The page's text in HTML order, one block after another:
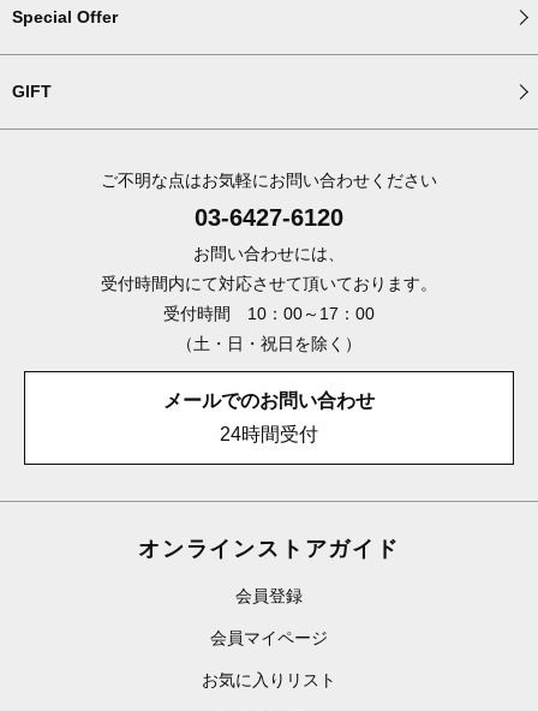
Special Offer
GIFT
ご不明な点はお気軽にお問い合わせください
03-6427-6120
お問い合わせには、
受付時間内にて対応させて頂いております。
受付時間 10：00～17：00
（土・日・祝日を除く）
メールでのお問い合わせ
24時間受付
オンラインストアガイド
会員登録
会員マイページ
お気に入りリスト